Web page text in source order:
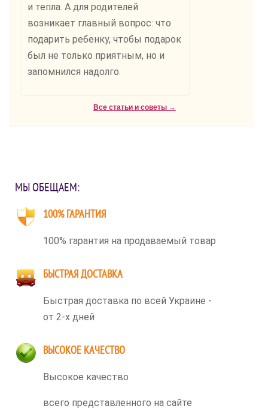
и тепла. А для родителей
возникает главный вопрос: что
подарить ребенку, чтобы подарок
был не только приятным, но и
запомнился надолго.
Все статьи и советы →
МЫ ОБЕЩАЕМ:
100% ГАРАНТИЯ
100% гарантия на продаваемый товар
БЫСТРАЯ ДОСТАВКА
Быстрая доставка по всей Украине -
от 2-х дней
ВЫСОКОЕ КАЧЕСТВО
Высокое качество
всего представленного на сайте